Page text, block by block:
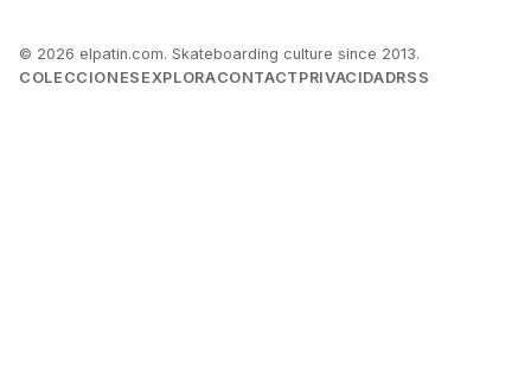
© 2026 elpatin.com. Skateboarding culture since 2013.
COLECCIONES EXPLORACONTACT PRIVACIDADRSS